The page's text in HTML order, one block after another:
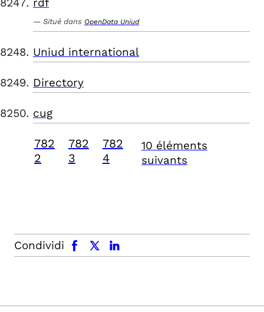
Situé dans OpenData Uniud
Uniud international
Directory
cug
782
2
782
3
782
4
10 éléments
suivants
Condividi
facebook x.com linkedin